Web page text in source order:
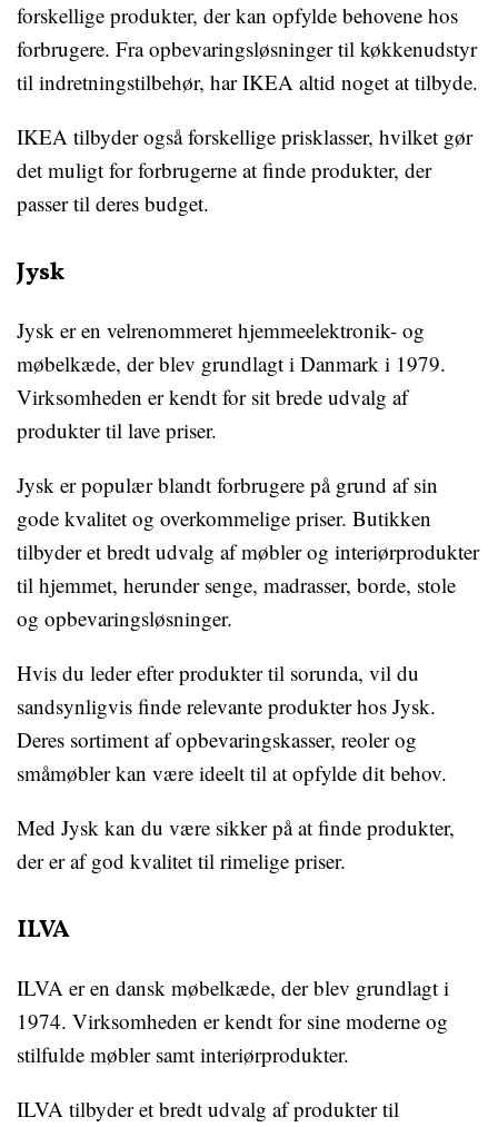
forskellige produkter, der kan opfylde behovene hos
forbrugere. Fra opbevaringsløsninger til køkkenudstyr
til indretningstilbehør, har IKEA altid noget at tilbyde.
IKEA tilbyder også forskellige prisklasser, hvilket gør
det muligt for forbrugerne at finde produkter, der
passer til deres budget.
Jysk
Jysk er en velrenommeret hjemmeelektronik- og
møbelkæde, der blev grundlagt i Danmark i 1979.
Virksomheden er kendt for sit brede udvalg af
produkter til lave priser.
Jysk er populær blandt forbrugere på grund af sin
gode kvalitet og overkommelige priser. Butikken
tilbyder et bredt udvalg af møbler og interiørprodukter
til hjemmet, herunder senge, madrasser, borde, stole
og opbevaringsløsninger.
Hvis du leder efter produkter til sorunda, vil du
sandsynligvis finde relevante produkter hos Jysk.
Deres sortiment af opbevaringskasser, reoler og
småmøbler kan være ideelt til at opfylde dit behov.
Med Jysk kan du være sikker på at finde produkter,
der er af god kvalitet til rimelige priser.
ILVA
ILVA er en dansk møbelkæde, der blev grundlagt i
1974. Virksomheden er kendt for sine moderne og
stilfulde møbler samt interiørprodukter.
ILVA tilbyder et bredt udvalg af produkter til